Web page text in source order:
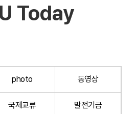
Today
photo 동영상
국제교류 발전기금